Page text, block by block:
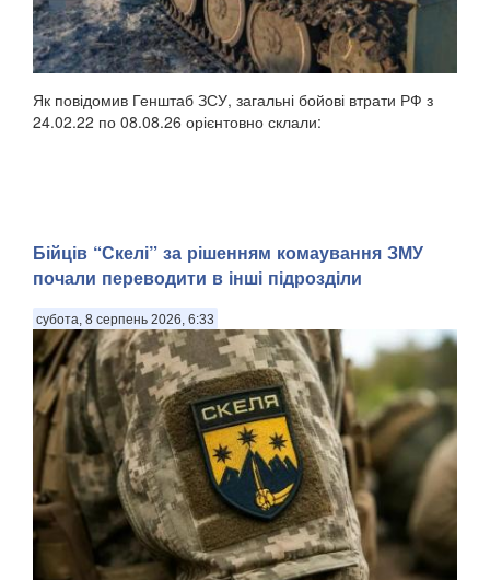
Як повідомив Генштаб ЗСУ, загальні бойові втрати РФ з
24.02.22 по 08.08.26 орієнтовно склали:
Бійців “Скелі” за рішенням комаування ЗМУ
почали переводити в інші підрозділи
субота, 8 серпень 2026, 6:33